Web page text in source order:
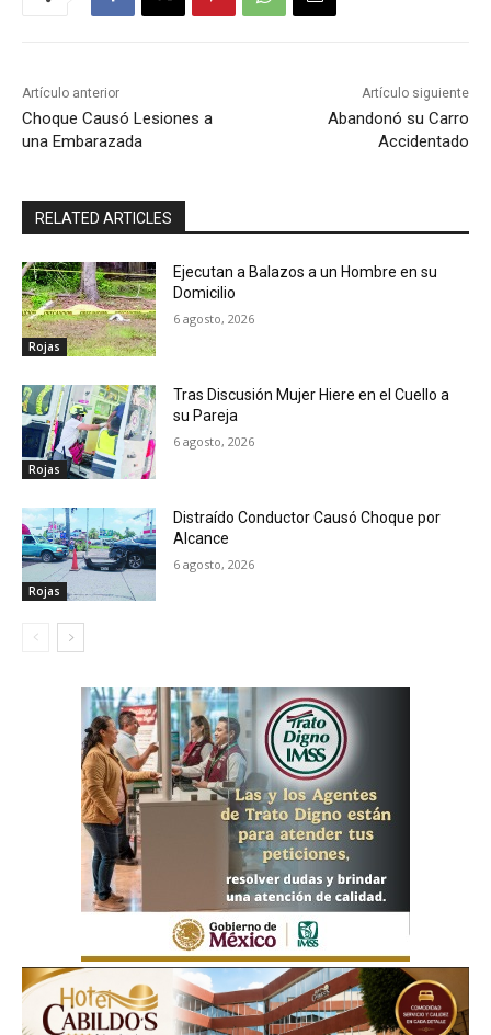
Artículo anterior
Choque Causó Lesiones a
una Embarazada
Artículo siguiente
Abandonó su Carro
Accidentado
RELATED ARTICLES
Rojas
Ejecutan a Balazos a un Hombre en su
Domicilio
6 agosto, 2026
Rojas
Tras Discusión Mujer Hiere en el Cuello a
su Pareja
6 agosto, 2026
Rojas
Distraído Conductor Causó Choque por
Alcance
6 agosto, 2026